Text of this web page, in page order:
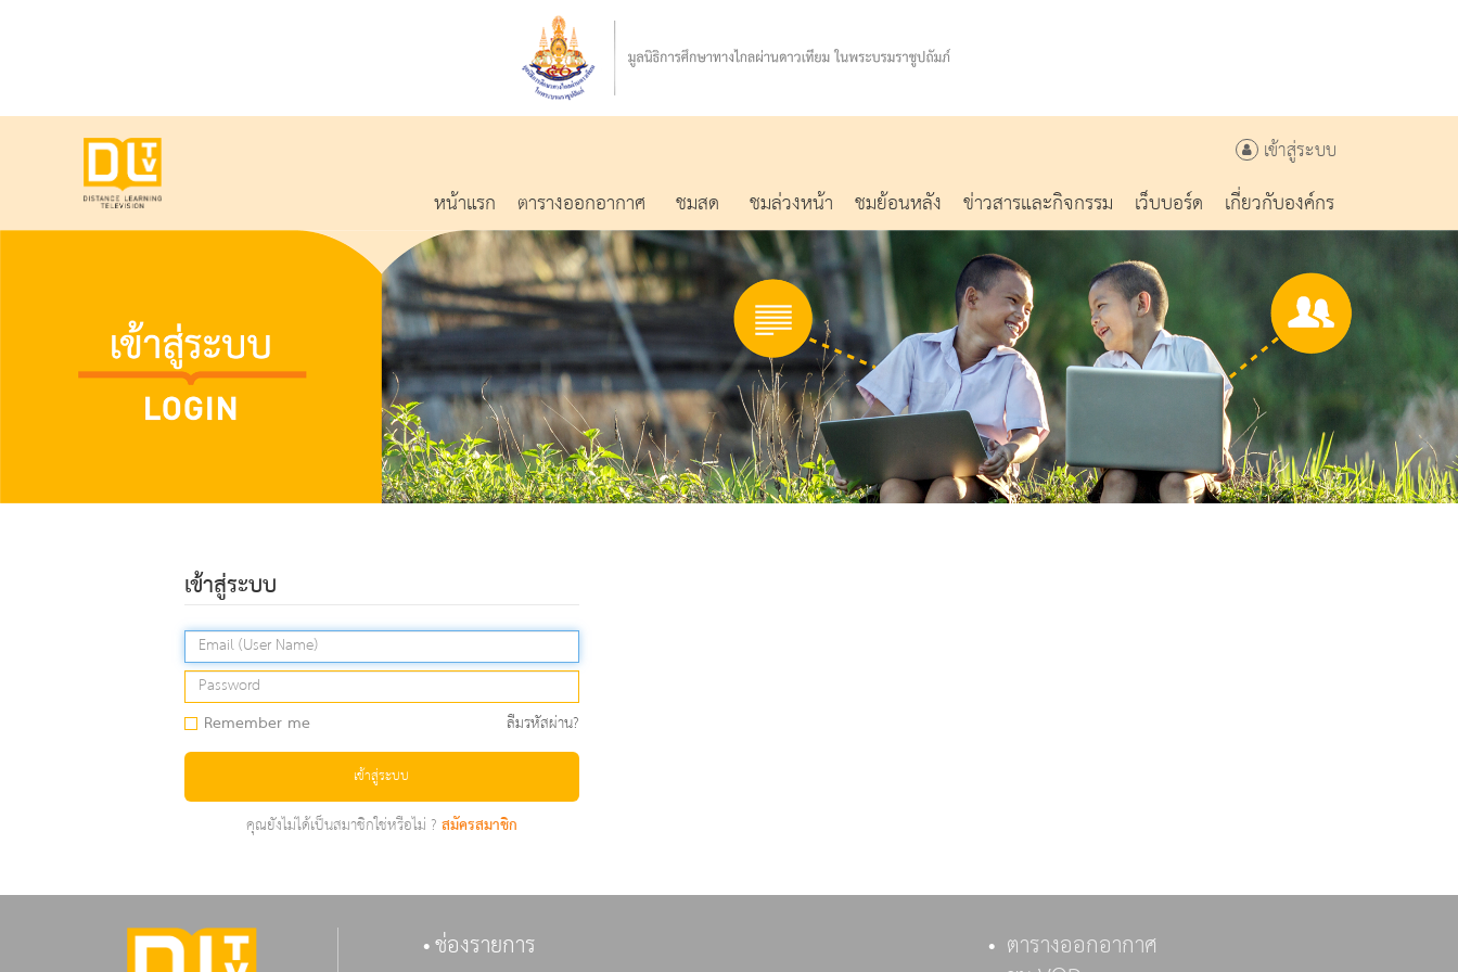
เข้าสู่ระบบ
หน้าแรก ตารางออกอากาศ ชมสด ชมล่วงหน้า ชมย้อนหลัง ข่าวสารและกิจกรรม เว็บบอร์ด เกี่ยวกับองค์กร
เข้าสู่ระบบ
Remember me ลืมรหัสผ่าน?
เข้าสู่ระบบ
คุณยังไม่ได้เป็นสมาชิกใช่หรือไม่ ?สมัครสมาชิก
ช่องรายการ ตารางออกอากาศ